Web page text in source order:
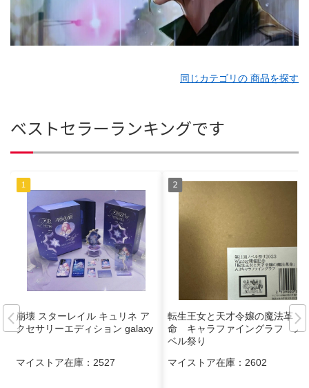
同じカテゴリの 商品を探す
ベストセラーランキングです
崩壊 スターレイル キュリネ ア
クセサリーエディション galaxy
マイストア在庫： 2527
転生王女と天才令嬢の魔法革
命 キャラファイングラフ ノ
ベル祭り
マイストア在庫： 2602